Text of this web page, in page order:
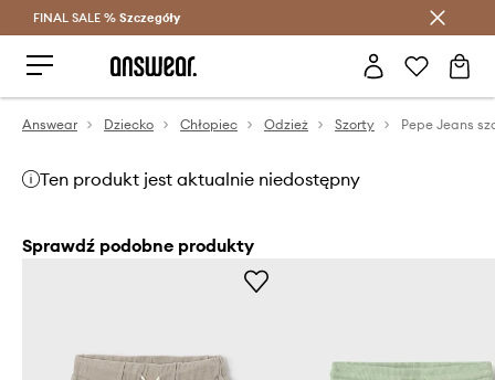
Oszczędzaj z Answear Club >
FINAL SALE % Szczegóły
Answear Dziecko Chłopiec Odzież Szorty
Ten produkt jest aktualnie niedostępny
Sprawdź podobne produkty